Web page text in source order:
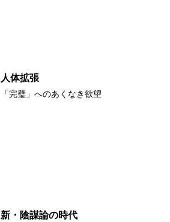
人体拡張
「完璧」へのあくなき欲望
新・陰謀論の時代